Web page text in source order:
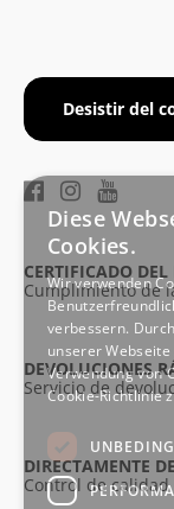
Desistir del
CERTIFICADO
Cumplimiento de
DEVOLUCIONES
Servicio de
DIRECTAMENTE
Control de calidad
Diese
Cookies.
Wir verwenden
verbessern.
unserer
Verwendung von
Cookie-Richtlinie